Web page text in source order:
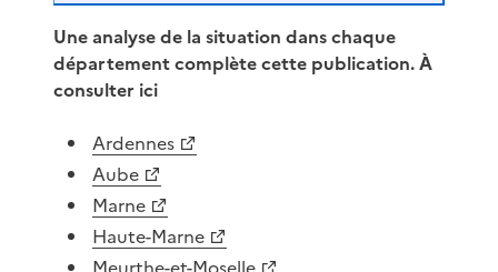
Une analyse de la situation dans chaque
département complète cette publication. À
consulter ici
Ardennes
Aube
Marne
Haute-Marne